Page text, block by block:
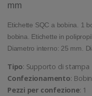
mm
Etichette SQC a bobina. 1
bobina. Etichette in
Diametro interno: 25 mm.
Tipo: Supporto di stampa
Confezionamento:
Pezzi per confezione: 1